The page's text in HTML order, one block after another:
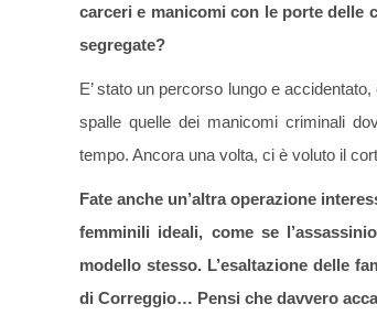
carceri e manicomi con le porte delle
segregate?
E’ stato un percorso lungo e
spalle quelle dei manicomi criminali
tempo. Ancora una volta, ci è voluto il
Fate anche un’altra operazione
femminili ideali, come se
modello stesso. L’esaltazione delle
di Correggio… Pensi che davvero